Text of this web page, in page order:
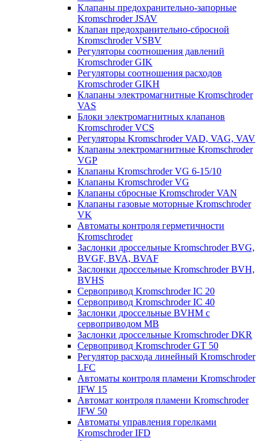
Клапаны предохранительно-запорные
Kromschroder JSAV
Клапан предохранительно-сбросной
Kromschroder VSBV
Регуляторы соотношения давлений
Kromschroder GIK
Регуляторы соотношения расходов
Kromschroder GIKH
Клапаны электромагнитные Kromschroder
VAS
Блоки электромагнитных клапанов
Kromschroder VCS
Регуляторы Kromschroder VAD, VAG, VAV
Клапаны электромагнитные Kromschroder
VGP
Клапаны Kromschroder VG 6-15/10
Клапаны Kromschroder VG
Клапаны сбросные Kromschroder VAN
Клапаны газовые моторные Kromschroder
VK
Автоматы контроля герметичности
Kromschroder
Заслонки дроссельные Kromschroder BVG,
BVGF, BVA, BVAF
Заслонки дроссельные Kromschroder BVH,
BVHS
Сервопривод Kromschroder IC 20
Сервопривод Kromschroder IC 40
Заслонки дроссельные BVHM с
сервоприводом МВ
Заслонки дроссельные Kromschroder DKR
Cервопривод Kromschroder GT 50
Регулятор расхода линейный Kromschroder
LFC
Автоматы контроля пламени Kromschroder
IFW 15
Автомат контроля пламени Kromschroder
IFW 50
Автоматы управления горелками
Kromschroder IFD